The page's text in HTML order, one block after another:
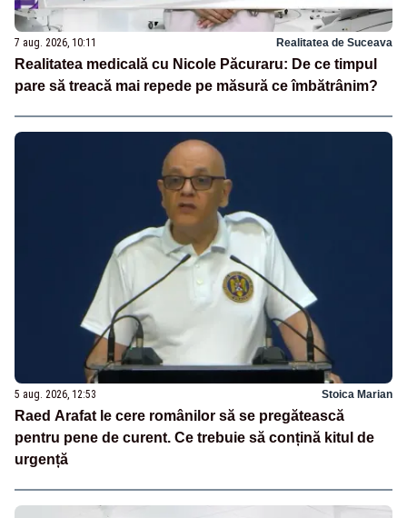
7 aug. 2026, 10:11 Realitatea de Suceava
Realitatea medicală cu Nicole Păcuraru: De ce timpul
pare să treacă mai repede pe măsură ce îmbătrânim?
5 aug. 2026, 12:53 Stoica Marian
Raed Arafat le cere românilor să se pregătească
pentru pene de curent. Ce trebuie să conțină kitul de
urgență